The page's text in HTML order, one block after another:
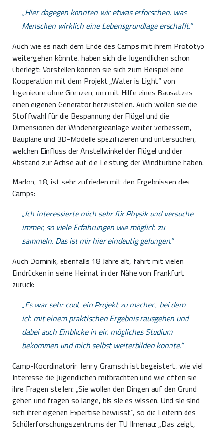
Hier dagegen konnten wir etwas erforschen, was
Menschen wirklich eine Lebensgrundlage erschafft.
Auch wie es nach dem Ende des Camps mit ihrem Prototyp
weitergehen könnte, haben sich die Jugendlichen schon
überlegt: Vorstellen können sie sich zum Beispiel eine
Kooperation mit dem Projekt „Water is Light“ von
Ingenieure ohne Grenzen, um mit Hilfe eines Bausatzes
einen eigenen Generator herzustellen. Auch wollen sie die
Stoffwahl für die Bespannung der Flügel und die
Dimensionen der Windenergieanlage weiter verbessern,
Baupläne und 3D-Modelle spezifizieren und untersuchen,
welchen Einfluss der Anstellwinkel der Flügel und der
Abstand zur Achse auf die Leistung der Windturbine haben.
Marlon, 18, ist sehr zufrieden mit den Ergebnissen des
Camps:
Ich interessierte mich sehr für Physik und versuche
immer, so viele Erfahrungen wie möglich zu
sammeln. Das ist mir hier eindeutig gelungen.
Auch Dominik, ebenfalls 18 Jahre alt, fährt mit vielen
Eindrücken in seine Heimat in der Nähe von Frankfurt
zurück:
Es war sehr cool, ein Projekt zu machen, bei dem
ich mit einem praktischen Ergebnis rausgehen und
dabei auch Einblicke in ein mögliches Studium
bekommen und mich selbst weiterbilden konnte.
Camp-Koordinatorin Jenny Gramsch ist begeistert, wie viel
Interesse die Jugendlichen mitbrachten und wie offen sie
ihre Fragen stellen: „Sie wollen den Dingen auf den Grund
gehen und fragen so lange, bis sie es wissen. Und sie sind
sich ihrer eigenen Expertise bewusst“, so die Leiterin des
Schülerforschungszentrums der TU Ilmenau: „Das zeigt,